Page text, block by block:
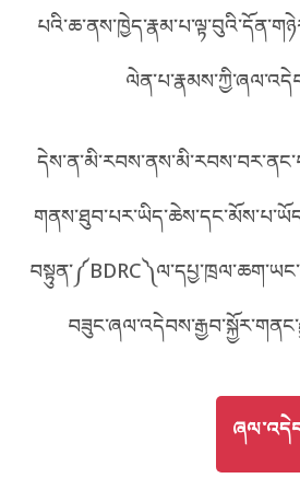
ភាសាខ្មែរ
GO TO